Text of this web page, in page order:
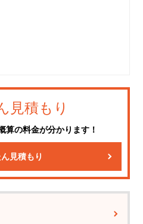
見積もり
算の料金が分かります！
見積もり